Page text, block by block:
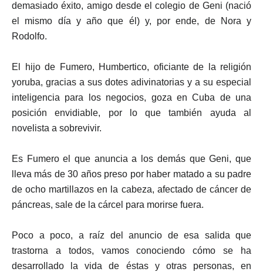
demasiado éxito, amigo desde el colegio de Geni (nació
el mismo día y año que él) y, por ende, de Nora y
Rodolfo.
El hijo de Fumero, Humbertico, oficiante de la religión
yoruba, gracias a sus dotes adivinatorias y a su especial
inteligencia para los negocios, goza en Cuba de una
posición envidiable, por lo que también ayuda al
novelista a sobrevivir.
Es Fumero el que anuncia a los demás que Geni, que
lleva más de 30 años preso por haber matado a su padre
de ocho martillazos en la cabeza, afectado de cáncer de
páncreas, sale de la cárcel para morirse fuera.
Poco a poco, a raíz del anuncio de esa salida que
trastorna a todos, vamos conociendo cómo se ha
desarrollado la vida de éstas y otras personas, en